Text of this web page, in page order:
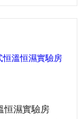
恒濕實驗房